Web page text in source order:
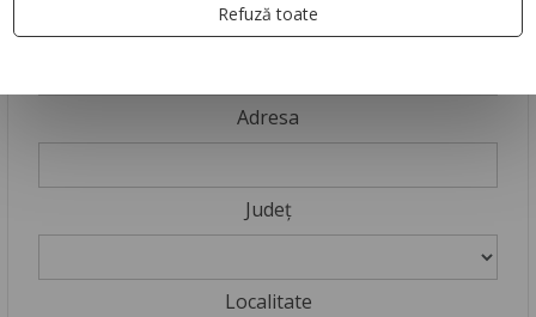
Telefon
Adresa
Județ
Localitate
Refuză toate